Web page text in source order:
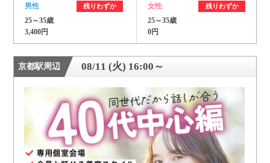
男性 残りわずか
25～35歳
3,400円
女性 残りわずか
25～35歳
0円
京都駅周辺 08/11 (火) 16:00～